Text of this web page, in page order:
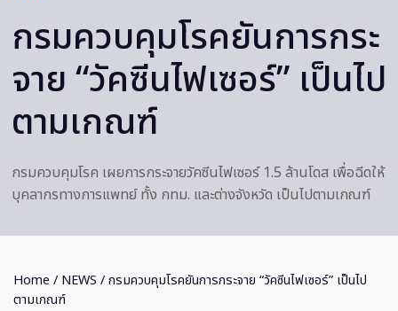
กรมควบคุมโรคยันการกระ
จาย “วัคซีนไฟเซอร์” เป็นไป
ตามเกณฑ์
กรมควบคุมโรค เผยการกระจายวัคซีนไฟเซอร์ 1.5 ล้านโดส เพื่อฉีดให้
บุคลากรทางการแพทย์ ทั้ง กทม. และต่างจังหวัด เป็นไปตามเกณฑ์
Home / NEWS / กรมควบคุมโรคยันการกระจาย “วัคซีนไฟเซอร์” เป็นไป
ตามเกณฑ์